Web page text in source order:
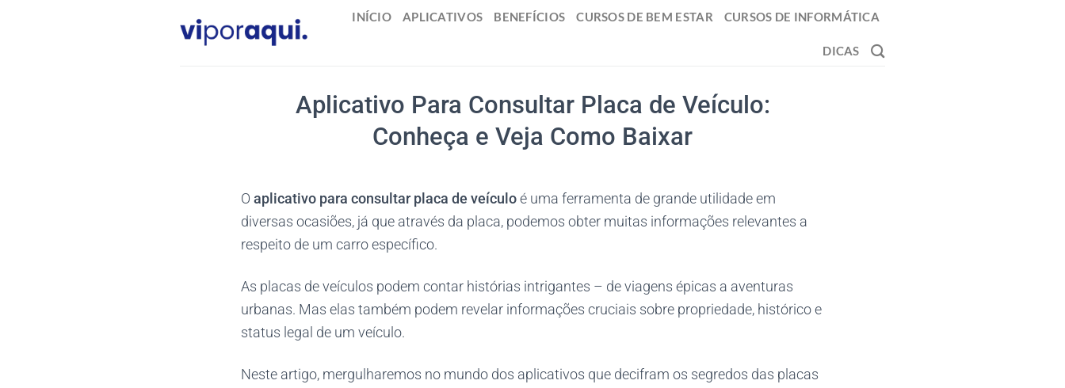
INÍCIO APLICATIVOS BENEFÍCIOS CURSOS DE BEM ESTAR CURSOS DE INFORMÁTICA
DICAS
Aplicativo Para Consultar Placa de Veículo:
Conheça e Veja Como Baixar
O aplicativo para consultar placa de veículoé uma ferramenta de grande utilidade em
diversas ocasiões, já que através da placa, podemos obter muitas informações relevantes a
respeito de um carro específico.
As placas de veículos podem contar histórias intrigantes – de viagens épicas a aventuras
urbanas. Mas elas também podem revelar informações cruciais sobre propriedade, histórico e
status legal de um veículo.
Neste artigo, mergulharemos no mundo dos aplicativos que decifram os segredos das placas